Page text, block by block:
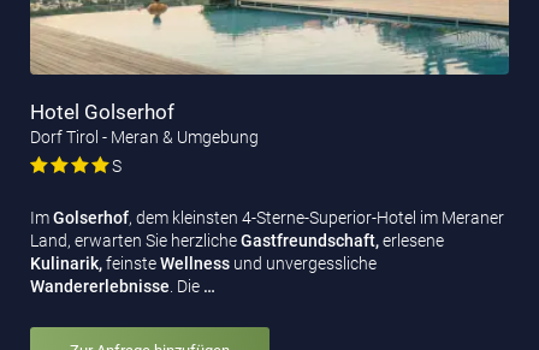
Hotel Golserhof
Dorf Tirol - Meran & Umgebung
S
ImGolserhof, dem kleinsten 4-Sterne-Superior-Hotel im Meraner
Land, erwarten Sie herzlicheGastfreundschaft,erlesene
Kulinarik,feinsteWellness und unvergessliche
Wandererlebnisse . Die …